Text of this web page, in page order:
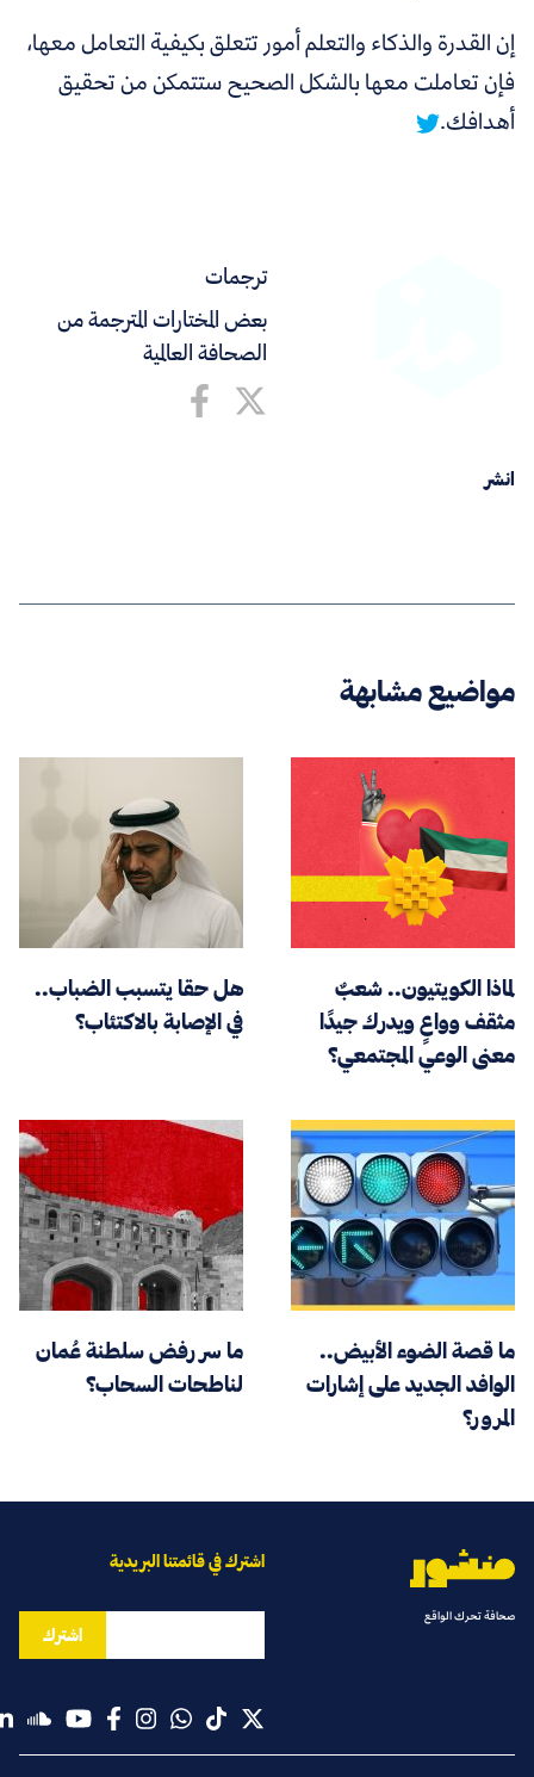
ترجمات
بعض المختارات المترجمة من
الصحافة العالمية
انشر
إنالقدرة والذكاء والتعلم أمور تتعلق بكيفية التعامل معها،
فإن تعاملت معها بالشكل الصحيح ستتمكن من تحقيق
أهدافك.
مواضيع مشابهة
لماذا الكويتيون.. شعبٌ
مثقف وواعٍ ويدرك جيدًا
معنى الوعي المجتمعي؟
هل حقا يتسبب الضباب..
في الإصابة بالاكتئاب؟
ما قصة الضوء الأبيض..
الوافد الجديد على إشارات
المرور؟
ما سر رفض سلطنة عُمان
لناطحات السحاب؟
صحافة تحرك الواقع
اشترك في قائمتنا البريدية
اشترك